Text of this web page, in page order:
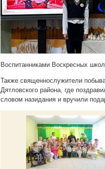
Воспитанниками Воскресных
Также священнослужители
Дятловского района, где
словом назидания и вручили